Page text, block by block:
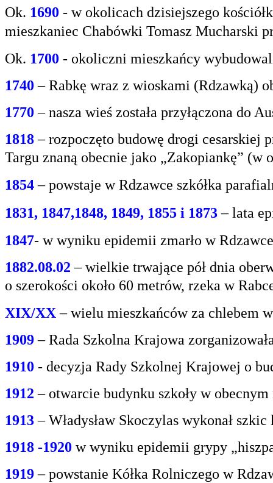
Ok. 1690 - w okolicach dzisiejszego
mieszkaniec Chabówki Tomasz Mucharski
Ok. 1700 - okoliczni mieszkańcy
1740 – Rabkę wraz z wioskami (Rdzawką)
1770 – nasza wieś została przyłączona do
1818– rozpoczęto budowę drogi cesarskiej
Targu znaną obecnie jako „Zakopiankę” (w
1854 – powstaje w Rdzawce szkółka
1831, 1847,1848, 1849, 1855 i 1873 – lata
1847- w wyniku epidemii zmarło w
1882.08.02 – wielkie trwające pół dnia
o szerokości około 60 metrów, rzeka w
XIX/XX– wielu mieszkańców za chlebem
1909 – Rada Szkolna Krajowa
1910 - decyzja Rady Szkolnej Krajowej o
1912 – otwarcie budynku szkoły w
1913– Władysław Skoczylas wykonał
1918 -1920 w wyniku epidemii grypy
1919– powstanie Kółka Rolniczego w